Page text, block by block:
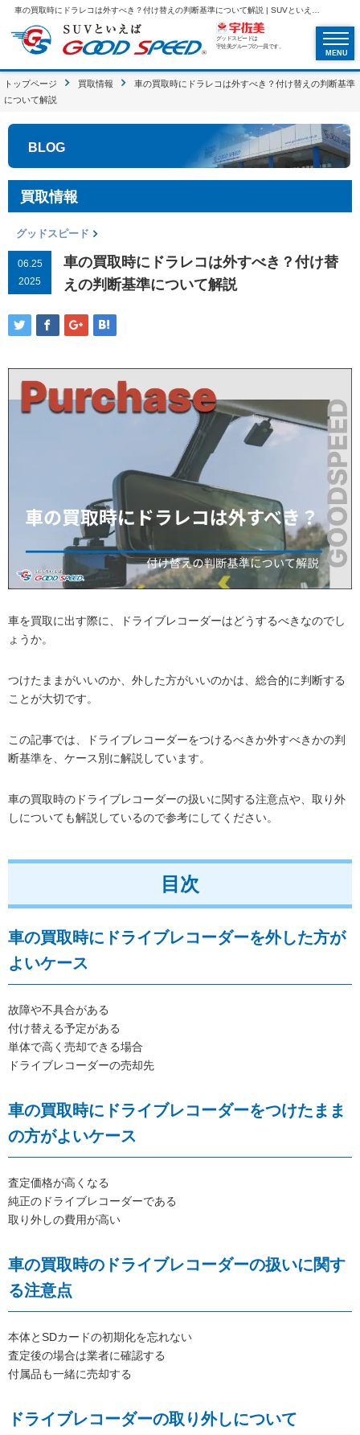
グッドスピードは
宇佐美グループの一員です。
MENU
トップページ 買取情報
車の買取時にドラレコは外すべき？付け替えの判断基準
について解説
BLOG
買取情報
グッドスピード
06.25
2025
車の買取時にドラレコは外すべき？付け替
えの判断基準について解説
車を買取に出す際に、ドライブレコーダーはどうするべきなのでし
ょうか。
つけたままがいいのか、外した方がいいのかは、総合的に判断する
ことが大切です。
この記事では、ドライブレコーダーをつけるべきか外すべきかの判
断基準を、ケース別に解説しています。
車の買取時のドライブレコーダーの扱いに関する注意点や、取り外
しについても解説しているので参考にしてください。
目次
車の買取時にドライブレコーダーを外した方が
よいケース
故障や不具合がある
付け替える予定がある
単体で高く売却できる場合
ドライブレコーダーの売却先
車の買取時にドライブレコーダーをつけたまま
の方がよいケース
査定価格が高くなる
純正のドライブレコーダーである
取り外しの費用が高い
車の買取時のドライブレコーダーの扱いに関す
る注意点
本体とSDカードの初期化を忘れない
査定後の場合は業者に確認する
付属品も一緒に売却する
ドライブレコーダーの取り外しについて